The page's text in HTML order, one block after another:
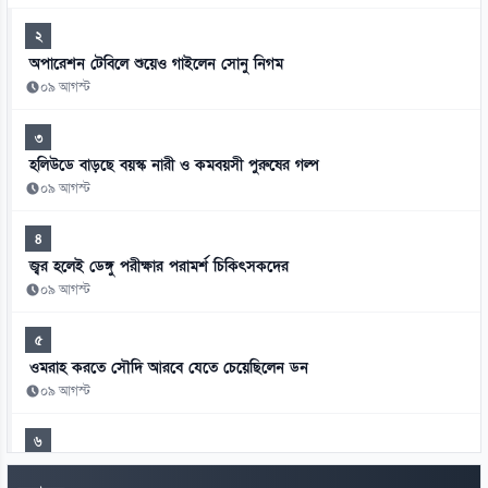
২
অপারেশন টেবিলে শুয়েও গাইলেন সোনু নিগম
০৯ আগস্ট
৩
হলিউডে বাড়ছে বয়স্ক নারী ও কমবয়সী পুরুষের গল্প
০৯ আগস্ট
৪
জ্বর হলেই ডেঙ্গু পরীক্ষার পরামর্শ চিকিৎসকদের
০৯ আগস্ট
৫
ওমরাহ করতে সৌদি আরবে যেতে চেয়েছিলেন ডন
০৯ আগস্ট
৬
এক মায়ের স্বপ্ন পূরণ করলেন হাইকমিশনার দীনেশ ত্রিবেদী